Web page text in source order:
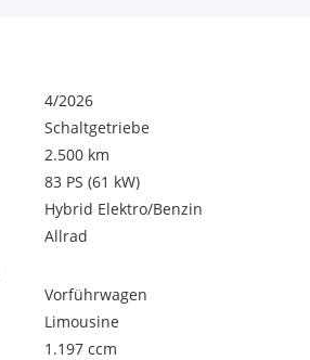
4/2026
Schaltgetriebe
2.500 km
83 PS (61 kW)
Hybrid Elektro/Benzin
Allrad
Vorführwagen
Limousine
1.197 ccm